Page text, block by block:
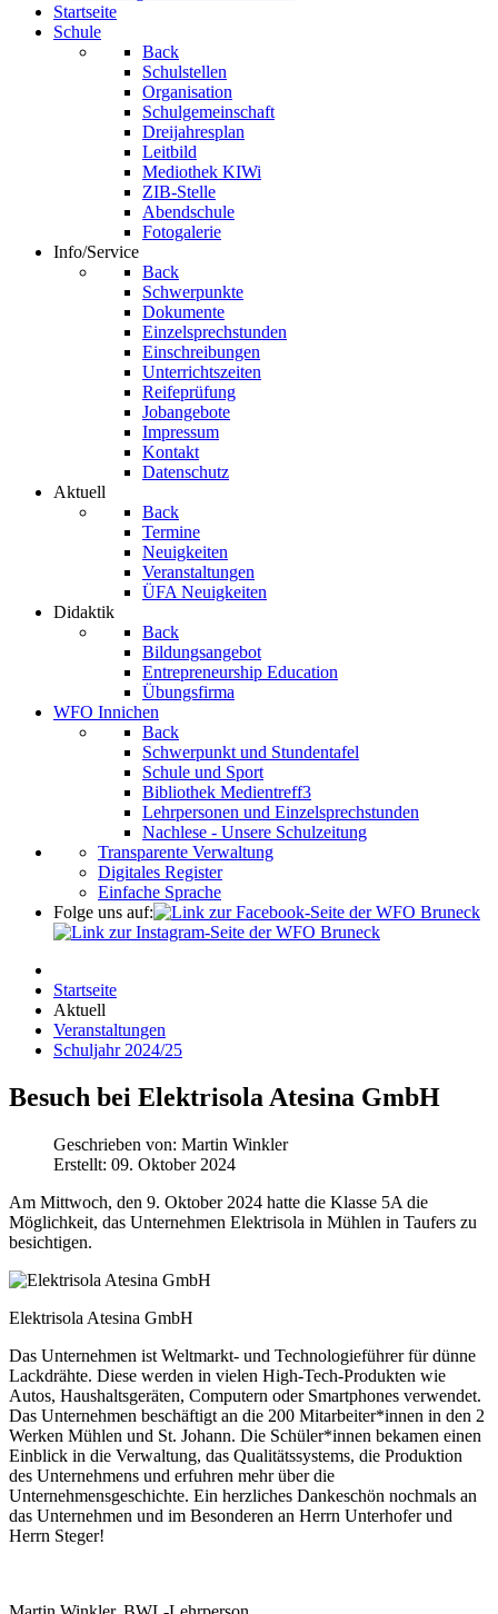
Startseite
Schule
Back
Schulstellen
Organisation
Schulgemeinschaft
Dreijahresplan
Leitbild
Mediothek KIWi
ZIB-Stelle
Abendschule
Fotogalerie
Info/Service
Back
Schwerpunkte
Dokumente
Einzelsprechstunden
Einschreibungen
Unterrichtszeiten
Reifeprüfung
Jobangebote
Impressum
Kontakt
Datenschutz
Aktuell
Back
Termine
Neuigkeiten
Veranstaltungen
ÜFA Neuigkeiten
Didaktik
Back
Bildungsangebot
Entrepreneurship Education
Übungsfirma
WFO Innichen
Back
Schwerpunkt und Stundentafel
Schule und Sport
Bibliothek Medientreff3
Lehrpersonen und Einzelsprechstunden
Nachlese - Unsere Schulzeitung
Transparente Verwaltung
Digitales Register
Einfache Sprache
Folge uns auf:
Startseite
Aktuell
Veranstaltungen
Schuljahr 2024/25
Besuch bei Elektrisola Atesina GmbH
Geschrieben von: Martin Winkler
Erstellt: 09. Oktober 2024
Am Mittwoch, den 9. Oktober 2024 hatte die Klasse 5A die
Möglichkeit, das Unternehmen Elektrisola in Mühlen in Taufers zu
besichtigen.
Elektrisola Atesina GmbH
Das Unternehmen ist Weltmarkt- und Technologieführer für dünne
Lackdrähte. Diese werden in vielen High-Tech-Produkten wie
Autos, Haushaltsgeräten, Computern oder Smartphones verwendet.
Das Unternehmen beschäftigt an die 200 Mitarbeiter*innen in den 2
Werken Mühlen und St. Johann. Die Schüler*innen bekamen einen
Einblick in die Verwaltung, das Qualitätssystems, die Produktion
des Unternehmens und erfuhren mehr über die
Unternehmensgeschichte. Ein herzliches Dankeschön nochmals an
das Unternehmen und im Besonderen an Herrn Unterhofer und
Herrn Steger!